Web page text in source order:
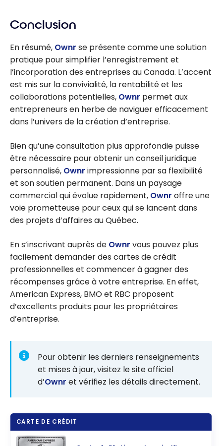
Conclusion
En résumé, Ownr se présente comme une solution
pratique pour simplifier l’enregistrement et
l’incorporation des entreprises au Canada. L’accent
est mis sur la convivialité, la rentabilité et les
collaborations potentielles, Ownr permet aux
entrepreneurs en herbe de naviguer efficacement
dans l’univers de la création d’entreprise.
Bien qu’une consultation plus approfondie puisse
être nécessaire pour obtenir un conseil juridique
personnalisé, Ownr impressionne par sa flexibilité
et son soutien permanent. Dans un paysage
commercial qui évolue rapidement, Ownr offre une
voie prometteuse pour ceux qui se lancent dans
des projets d’affaires au Québec.
En s’inscrivant auprès de Ownr vous pouvez plus
facilement demander des cartes de crédit
professionnelles et commencer à gagner des
récompenses grâce à votre entreprise. En effet,
American Express, BMO et RBC proposent
d’excellents produits pour les propriétaires
d’entreprise.
Pour obtenir les derniers renseignements
et mises à jour, visitez le site officiel
d’Ownr et vérifiez les détails directement.
CARTE DE CRÉDIT